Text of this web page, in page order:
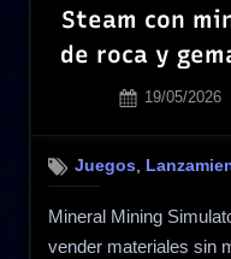
Steam con
de roca y
Posted
19/05/2026
Juegos
Mineral Mining
vender materiales sin